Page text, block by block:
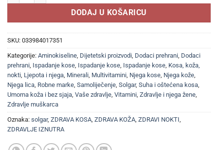
DODAJ U KOŠARICU
SKU: 033984017351
Kategorije: Aminokiseline Dijetetski proizvodi Dodaci prehrani Dodaci
prehrani Ispadanje kose Ispadanje kose Ispadanje kose Kosa, koža,
nokti Ljepota i njega Minerali Multivitamini Njega kose Njega kože
Njega lica Robne marke Samoliječenje Solgar, Suha i oštećena kosa
Umorna koža i bez sjaja Vaše zdravlje Vitamini Zdravlje i njega žene
Zdravlje muškarca
Oznaka: solgar, ZDRAVA KOSA ZDRAVA KOŽA ZDRAVI NOKTI
ZDRAVLJE IZNUTRA